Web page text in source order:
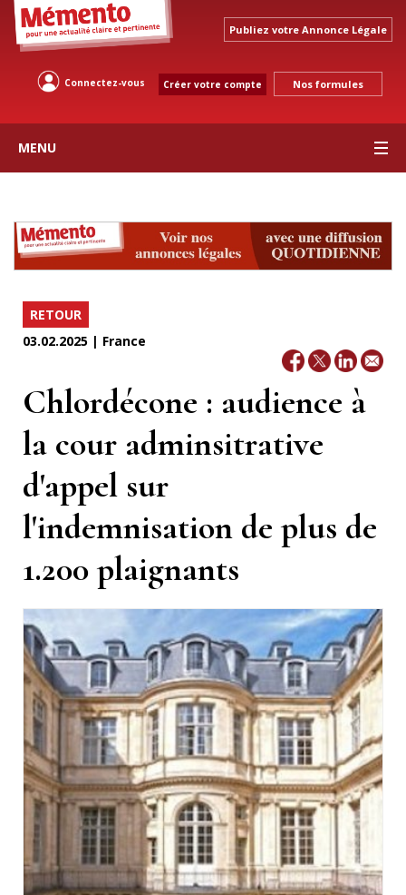
Publiez votre Annonce Légale
Connectez-vous Créer votre compte Nos formules
MENU
RETOUR
03.02.2025 | France
Chlordécone : audience à
la cour adminsitrative
d'appel sur
l'indemnisation de plus de
1.200 plaignants